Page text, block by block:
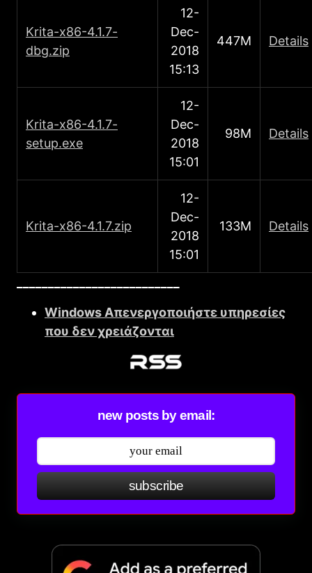
Κrita-x86-4.1.7-
dbg.zip
12-
Dec-
2018
15:13
447M Details
Κrita-x86-4.1.7-
setup.exe
12-
Dec-
2018
15:01
98M Details
Κrita-x86-4.1.7.zip
12-
Dec-
2018
15:01
133M Details
Windows Απενεργοποιήστε υπηρεσίες
που δεν χρειάζονται
new posts by email:
subscribe